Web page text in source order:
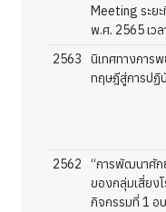
Meeting ระย
พ.ศ. 2565 เว
2563
นิเทศทางการ
ทฤษฎีสู่การปฏิ
2562
“การพัฒนาศัก
ของกลุ่มเสี่ยง
กิจกรรมที่ 1 อ